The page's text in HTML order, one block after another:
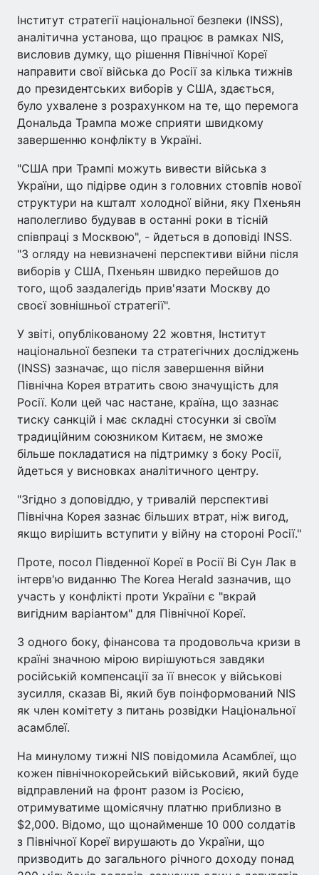
Інститут стратегії національної безпеки (INSS),
аналітична установа, що працює в рамках NIS,
висловив думку, що рішення Північної Кореї
направити свої війська до Росії за кілька тижнів
до президентських виборів у США, здається,
було ухвалене з розрахунком на те, що перемога
Дональда Трампа може сприяти швидкому
завершенню конфлікту в Україні.
"США при Трампі можуть вивести війська з
України, що підірве один з головних стовпів нової
структури на кшталт холодної війни, яку Пхеньян
наполегливо будував в останні роки в тісній
співпраці з Москвою", - йдеться в доповіді INSS.
"З огляду на невизначені перспективи війни після
виборів у США, Пхеньян швидко перейшов до
того, щоб заздалегідь прив'язати Москву до
своєї зовнішньої стратегії".
У звіті, опублікованому 22 жовтня, Інститут
національної безпеки та стратегічних досліджень
(INSS) зазначає, що після завершення війни
Північна Корея втратить свою значущість для
Росії. Коли цей час настане, країна, що зазнає
тиску санкцій і має складні стосунки зі своїм
традиційним союзником Китаєм, не зможе
більше покладатися на підтримку з боку Росії,
йдеться у висновках аналітичного центру.
"Згідно з доповіддю, у тривалій перспективі
Північна Корея зазнає більших втрат, ніж вигод,
якщо вирішить вступити у війну на стороні Росії."
Проте, посол Південної Кореї в Росії Ві Сун Лак в
інтерв'ю виданню The Korea Herald зазначив, що
участь у конфлікті проти України є "вкрай
вигідним варіантом" для Північної Кореї.
З одного боку, фінансова та продовольча кризи в
країні значною мірою вирішуються завдяки
російській компенсації за її внесок у військові
зусилля, сказав Ві, який був поінформований NIS
як член комітету з питань розвідки Національної
асамблеї.
На минулому тижні NIS повідомила Асамблеї, що
кожен північнокорейський військовий, який буде
відправлений на фронт разом із Росією,
отримуватиме щомісячну платню приблизно в
$2,000. Відомо, що щонайменше 10 000 солдатів
з Північної Кореї вирушають до України, що
призводить до загального річного доходу понад